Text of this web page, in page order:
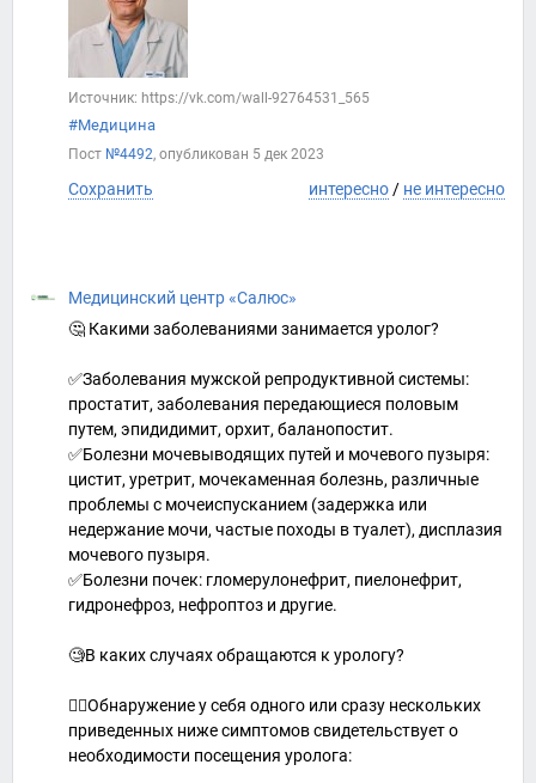
Источник: https://vk.com/wall-92764531_565
#Медицина
Пост №4492, опубликован 5 дек 2023
Сохранить интересно/ не интересно
Медицинский центр «Салюс»
🤔 Какими заболеваниями занимается уролог?
✅Заболевания мужской репродуктивной системы:
простатит, заболевания передающиеся половым
путем, эпидидимит, орхит, баланопостит.
✅Болезни мочевыводящих путей и мочевого пузыря:
цистит, уретрит, мочекаменная болезнь, различные
проблемы с мочеиспусканием (задержка или
недержание мочи, частые походы в туалет), дисплазия
мочевого пузыря.
✅Болезни почек: гломерулонефрит, пиелонефрит,
гидронефроз, нефроптоз и другие.
🧐В каких случаях обращаются к урологу?
👉🏻Обнаружение у себя одного или сразу нескольких
приведенных ниже симптомов свидетельствует о
необходимости посещения уролога: